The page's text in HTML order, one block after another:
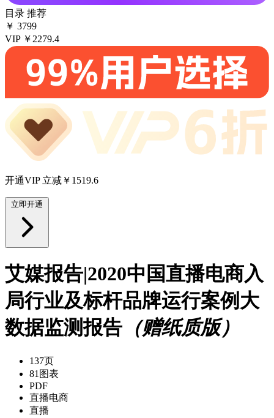
目录 推荐
￥ 3799
VIP ￥2279.4
开通VIP 立减￥1519.6
立即开通
艾媒报告|2020中国直播电商入
局行业及标杆品牌运行案例大
数据监测报告 （赠纸质版）
137页
81图表
PDF
直播电商
直播